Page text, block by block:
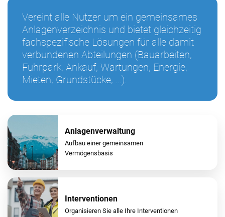
Vereint alle Nutzer um ein gemeinsames
Anlagenverzeichnis und bietet gleichzeitig
fachspezifische Lösungen für alle damit
verbundenen Abteilungen (Bauarbeiten,
Fuhrpark, Ankauf, Wartungen, Energie,
Mieten, Grundstücke, ...).
Anlagenverwaltung
Aufbau einer gemeinsamen
Vermögensbasis
Interventionen
Organisieren Sie alle Ihre Interventionen